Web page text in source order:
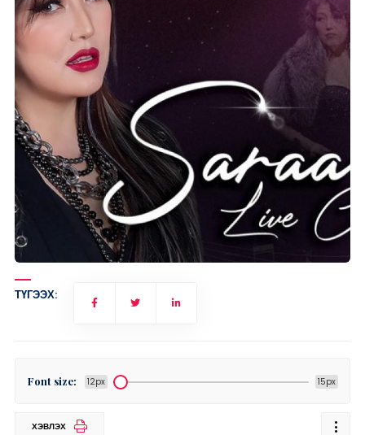
ТҮГЭЭХ:
Font size: 12px 15px
ХЭВЛЭХ